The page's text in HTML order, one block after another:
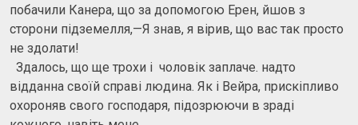
побачили Канера, що за допомогою Ерен, йшов з
сторони підземелля,—Я знав, я вірив, що вас так просто
не здолати!
Здалось, що ще трохи і чоловік заплаче. надто
відданна своїй справі людина. Як і Вейра, прискіпливо
охороняв свого господаря, підозрюючи в зраді